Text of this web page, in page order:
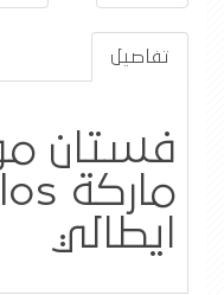
تفاصيل
فستان
ايطالي